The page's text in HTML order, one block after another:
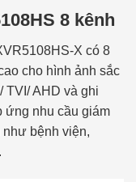
8 kênh
X có 8
cho hình ảnh sắc
TVI/ AHD và ghi
ứng nhu cầu giám
bệnh viện,